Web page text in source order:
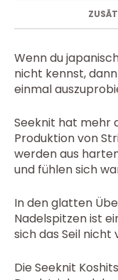
Wenn du
nicht kennst,
einmal
Seeknit hat mehr
Produktion von
werden aus
und fühlen sich
In den glatten
Nadelspitzen ist
sich das Seil
Die Seeknit